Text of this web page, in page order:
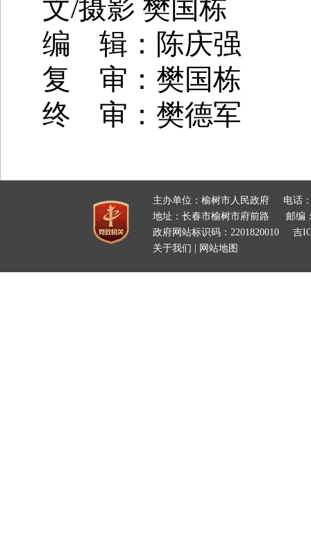
文/摄影 樊国栋
编 辑：陈庆强
复 审：樊国栋
终 审：樊德军
主办单位：榆树市人民政府
电话
地址：长春市榆树市府前路
邮编
政府网站标识码：2201820010
吉
关于我们
网站地图